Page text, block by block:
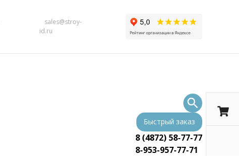
sales@stroy-
id.ru
Быстрый заказ
8 (4872) 58-77-77
8-953-957-77-71